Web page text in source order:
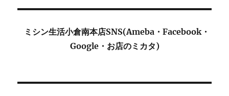
ミシン生活小倉南本店SNS(Ameba・Facebook・
Google・お店のミカタ)